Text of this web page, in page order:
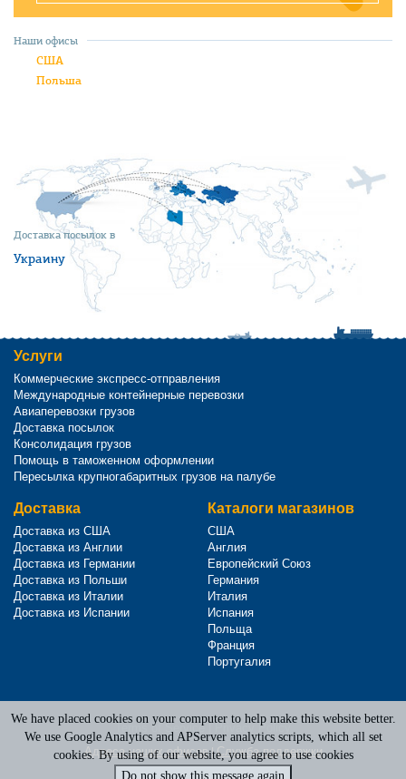
Доставка посылок в
Украину
Наши офисы
США
Польша
Услуги
Коммерческие экспресс-отправления
Международные контейнерные перевозки
Авиаперевозки грузов
Доставка посылок
Консолидация грузов
Помощь в таможенном оформлении
Пересылка крупногабаритных грузов на палубе
Доставка
Доставка из США
Доставка из Англии
Доставка из Германии
Доставка из Польши
Доставка из Италии
Доставка из Испании
Каталоги магазинов
США
Англия
Европейский Союз
Германия
Италия
Испания
Польща
Франция
Португалия
Terms of Service
Privacy Policy
Адреса наших офисов|Служба поддержки
We have placed cookies on your computer to help make this website better.
We use Google Analytics and APServer analytics scripts, which all set
cookies. By using of our website, you agree to use cookies
Do not show this message again